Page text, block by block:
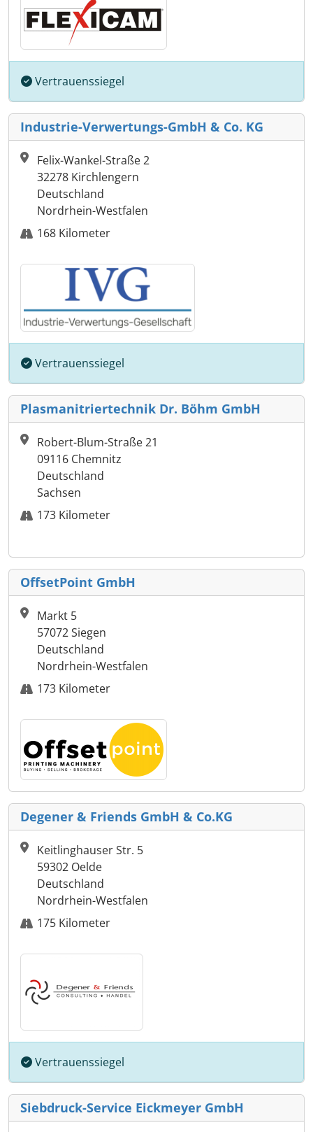
Vertrauenssiegel
Industrie-Verwertungs-GmbH & Co. KG
Felix-Wankel-Straße 2
32278 Kirchlengern
Deutschland
Nordrhein-Westfalen
168 Kilometer
Vertrauenssiegel
Plasmanitriertechnik Dr. Böhm GmbH
Robert-Blum-Straße 21
09116 Chemnitz
Deutschland
Sachsen
173 Kilometer
OffsetPoint GmbH
Markt 5
57072 Siegen
Deutschland
Nordrhein-Westfalen
173 Kilometer
Degener & Friends GmbH & Co.KG
Keitlinghauser Str. 5
59302 Oelde
Deutschland
Nordrhein-Westfalen
175 Kilometer
Vertrauenssiegel
Siebdruck-Service Eickmeyer GmbH